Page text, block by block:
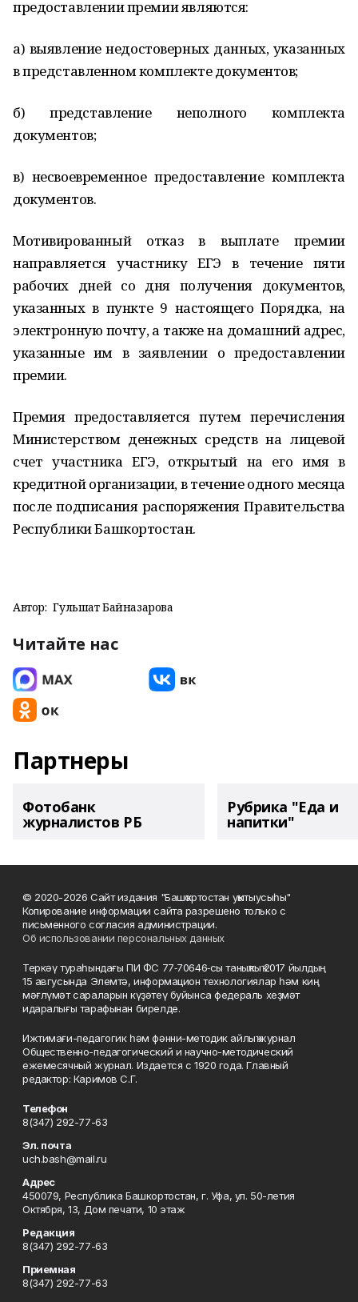
предоставлении премии являются:
а) выявление недостоверных данных, указанных
в представленном комплекте документов;
б) представление неполного комплекта
документов;
в) несвоевременное предоставление комплекта
документов.
Мотивированный отказ в выплате премии
направляется участнику ЕГЭ в течение пяти
рабочих дней со дня получения документов,
указанных в пункте 9 настоящего Порядка, на
электронную почту, а также на домашний адрес,
указанные им в заявлении о предоставлении
премии.
Премия предоставляется путем перечисления
Министерством денежных средств на лицевой
счет участника ЕГЭ, открытый на его имя в
кредитной организации, в течение одного месяца
после подписания распоряжения Правительства
Республики Башкортостан.
Автор: Гульшат Байназарова
Читайте нас
Партнеры
Фотобанк
журналистов РБ
Рубрика "Еда и
напитки"
© 2020-2026 Сайт издания "Башҡортостан уҡытыусыһы"
Копирование информации сайта разрешено только с
письменного согласия администрации.
Об использовании персональных данных
Теркәү тураһындағы ПИ ФС 77‑70646‑сы таныҡлыҡ 2017 йылдың
15 авгусында Элемтә, информацион технологиялар һәм киң
мәғлүмәт сараларын күҙәтеү буйынса федераль хеҙмәт
идаралығы тарафынан бирелде.
Ижтимағи-педагогик һәм фәнни-методик айлыҡ журнал
Общественно-педагогический и научно-методический
ежемесячный журнал. Издается с 1920 года. Главный
редактор: Каримов С.Г.
Телефон
8(347) 292-77-63
Эл. почта
uch.bash@mail.ru
Адрес
450079, Республика Башкортостан, г. Уфа, ул. 50-летия
Октября, 13, Дом печати, 10 этаж
Редакция
8(347) 292-77-63
Приемная
8(347) 292-77-63